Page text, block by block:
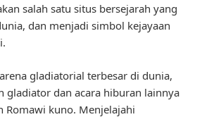
salah satu situs bersejarah yang
dan menjadi simbol kejayaan
gladiatorial terbesar di dunia,
gladiator dan acara hiburan lainnya
Romawi kuno. Menjelajahi